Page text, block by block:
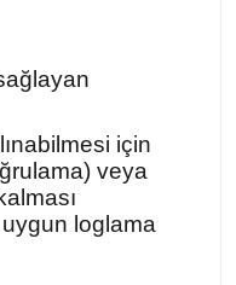
için
veya
uygun loglama